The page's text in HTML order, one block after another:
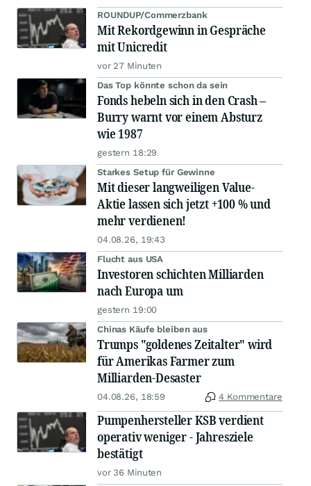
ROUNDUP/Commerzbank
Mit Rekordgewinn in Gespräche
mit Unicredit
vor 27 Minuten
Das Top könnte schon da sein
Fonds hebeln sich in den Crash –
Burry warnt vor einem Absturz
wie 1987
gestern 18:29
Starkes Setup für Gewinne
Mit dieser langweiligen Value-
Aktie lassen sich jetzt +100 % und
mehr verdienen!
04.08.26, 19:43
Flucht aus USA
Investoren schichten Milliarden
nach Europa um
gestern 19:00
Chinas Käufe bleiben aus
Trumps "goldenes Zeitalter" wird
für Amerikas Farmer zum
Milliarden-Desaster
04.08.26, 18:59 4 Kommentare
Pumpenhersteller KSB verdient
operativ weniger - Jahresziele
bestätigt
vor 36 Minuten